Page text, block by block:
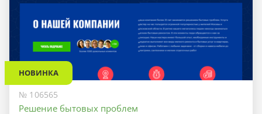
НОВИНКА
№ 106565
Решение бытовых проблем